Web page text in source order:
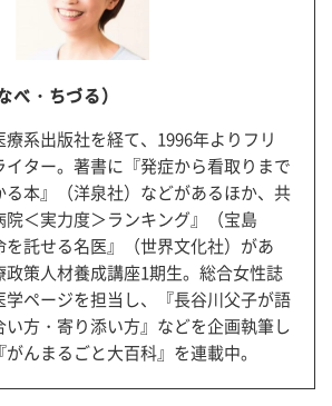
べ・ちづる）
系出版社を経て、1996年よりフリ
ター。著書に『発症から看取りまで
本』（洋泉社）などがあるほか、共
＜実力度＞ランキング』（宝島
託せる名医』（世界文化社）があ
政策人材養成講座1期生。総合女性誌
学ページを担当し、『長谷川父子が語
い方・寄り添い方』などを企画執筆し
んまるごと大百科』を連載中。